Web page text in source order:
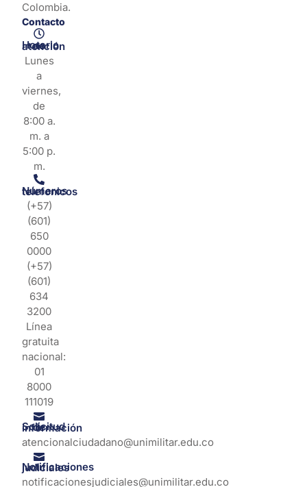
Colombia.
Contacto
Horario de atención
Lunes
a
viernes,
de
8:00 a.
m. a
5:00 p.
m.
Números telefonicos
(+57)
(601)
650
0000
(+57)
(601)
634
3200
Línea
gratuita
nacional:
01
8000
111019
Solicitud de información
atencionalciudadano@unimilitar.edu.co
Notificaciones judiciales
notificacionesjudiciales@unimilitar.edu.co